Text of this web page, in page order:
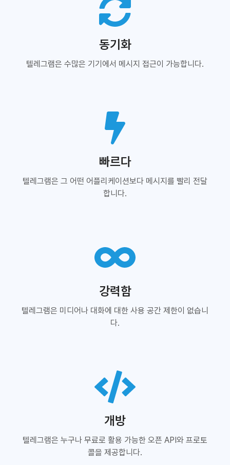
동기화
텔레그램은 수많은 기기에서 메시지 접근이 가능합니다.
빠르다
텔레그램은 그 어떤 어플리케이션보다 메시지를 빨리 전달
합니다.
강력함
텔레그램은 미디어나 대화에 대한 사용 공간 제한이 없습니
다.
개방
텔레그램은 누구나 무료로 활용 가능한 오픈 API와 프로토
콜을 제공합니다.